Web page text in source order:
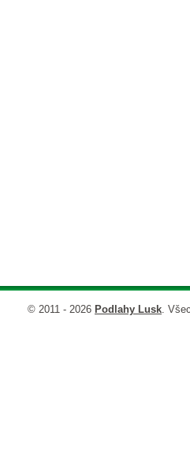
© 2011 - 2026 Podlahy Lusk.